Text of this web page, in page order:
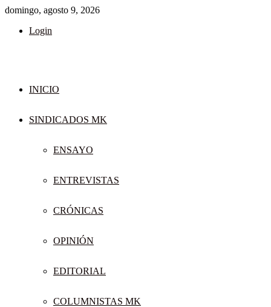
domingo, agosto 9, 2026
Login
INICIO
SINDICADOS MK
ENSAYO
ENTREVISTAS
CRÓNICAS
OPINIÓN
EDITORIAL
COLUMNISTAS MK